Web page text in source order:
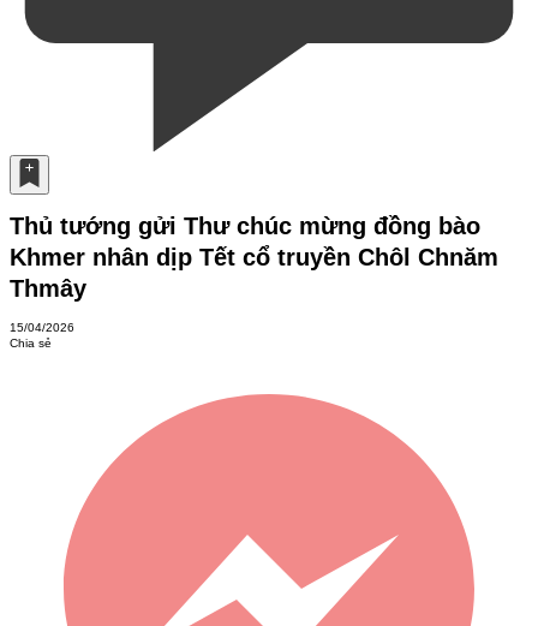
Thủ tướng gửi Thư chúc mừng đồng bào
Khmer nhân dịp Tết cổ truyền Chôl Chnăm
Thmây
15/04/2026
Chia sẻ